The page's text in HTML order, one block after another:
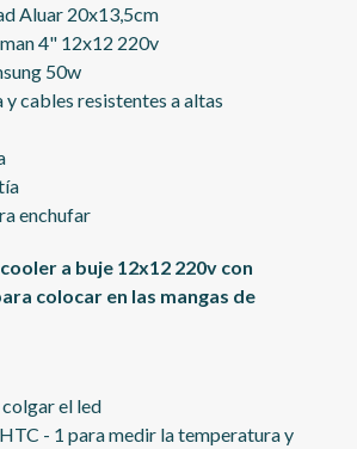
Aluar 20x13,5cm
4" 12x12 220v
50w
cables resistentes a altas
enchufar
a buje 12x12 220v con
colocar en las mangas de
el led
- 1 para medir la temperatura y